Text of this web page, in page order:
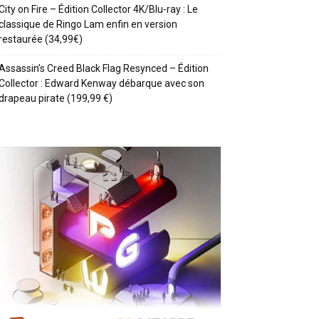
on Fire – Édition Collector 4K/Blu-ray : Le
de Ringo Lam enfin en version
(34,99€)
Creed Black Flag Resynced – Édition
: Edward Kenway débarque avec son
pirate (199,99 €)